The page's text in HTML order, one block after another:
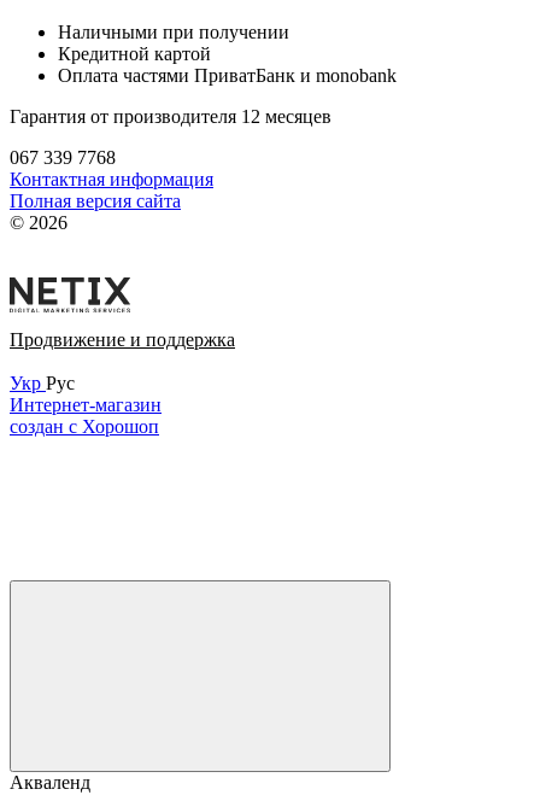
Наличными при получении
Кредитной картой
Оплата частями ПриватБанк и monobank
Гарантия от производителя 12 месяцев
067 339 7768
Контактная информация
Полная версия сайта
© 2026
Продвижение и поддержка
Укр Рус
Интернет-магазин
создан с Хорошоп
Акваленд